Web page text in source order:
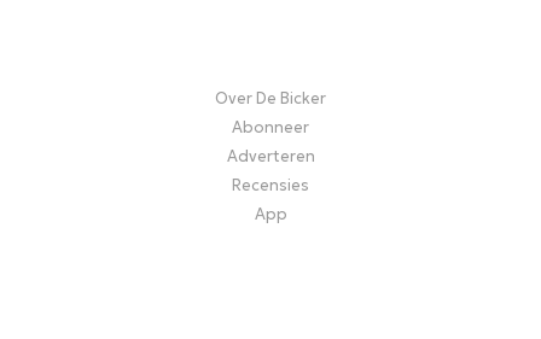
Over De Bicker
Abonneer
Adverteren
Recensies
App